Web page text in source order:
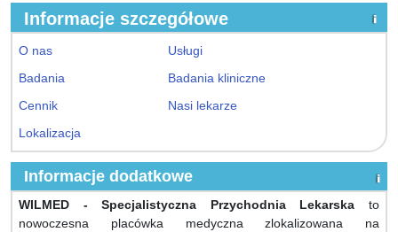
Informacje szczegółowe
O nas
Usługi
Badania
Badania kliniczne
Cennik
Nasi lekarze
Lokalizacja
Informacje dodatkowe
WILMED - Specjalistyczna Przychodnia Lekarska to
nowoczesna placówka medyczna zlokalizowana na